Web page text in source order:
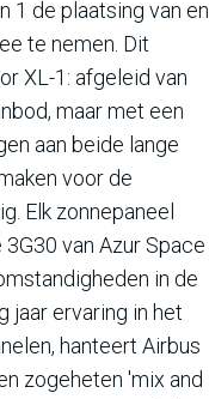
1 de plaatsing van en
te nemen. Dit
XL-1: afgeleid van
maar met een
aan beide lange
voor de
Elk zonnepaneel
van Azur Space
in de
jaar ervaring in het
hanteert Airbus
zogeheten 'mix and